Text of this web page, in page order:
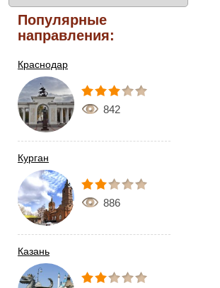
Популярные
направления:
Краснодар
842
Курган
886
Казань